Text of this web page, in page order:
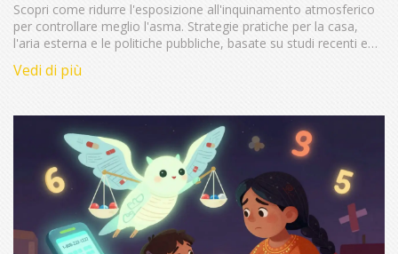
Scopri come ridurre l'esposizione all'inquinamento atmosferico
per controllare meglio l'asma. Strategie pratiche per la casa,
l'aria esterna e le politiche pubbliche, basate su studi recenti e
Vedi di più